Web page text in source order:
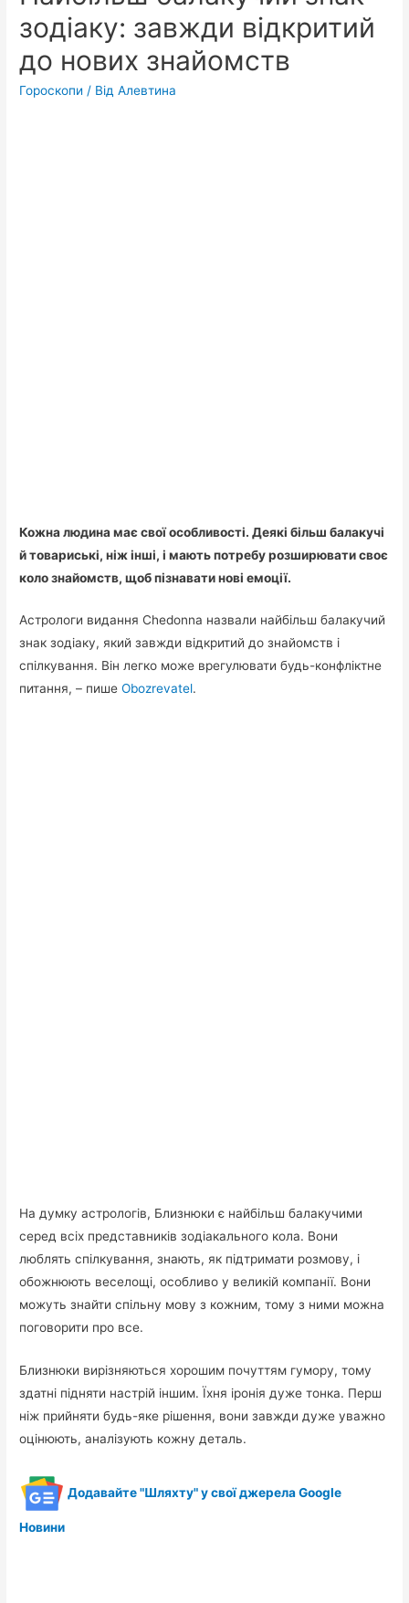
зодіаку: завжди відкритий
до нових знайомств
Гороскопи / ВідАлевтина
Кожна людина має свої особливості. Деякі більш балакучі
й товариські, ніж інші, і мають потребу розширювати своє
коло знайомств, щоб пізнавати нові емоції.
Астрологи видання Сhedonna назвали найбільш балакучий
знак зодіаку, який завжди відкритий до знайомств і
спілкування. Він легко може врегулювати будь-конфліктне
питання, – пишеОbozrevatel.
На думку астрологів, Близнюки є найбільш балакучими
серед всіх представників зодіакального кола. Вони
люблять спілкування, знають, як підтримати розмову, і
обожнюють веселощі, особливо у великій компанії. Вони
можуть знайти спільну мову з кожним, тому з ними можна
поговорити про все.
Близнюки вирізняються хорошим почуттям гумору, тому
здатні підняти настрій іншим. Їхня іронія дуже тонка. Перш
ніж прийняти будь-яке рішення, вони завжди дуже уважно
оцінюють, аналізують кожну деталь.
Додавайте "Шляхту" у свої джерела Google
Новини